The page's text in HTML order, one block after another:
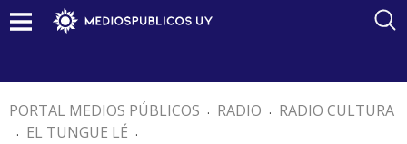
PORTAL MEDIOS PÚBLICOS . RADIO . RADIO CULTURA
. EL TUNGUE LÉ .